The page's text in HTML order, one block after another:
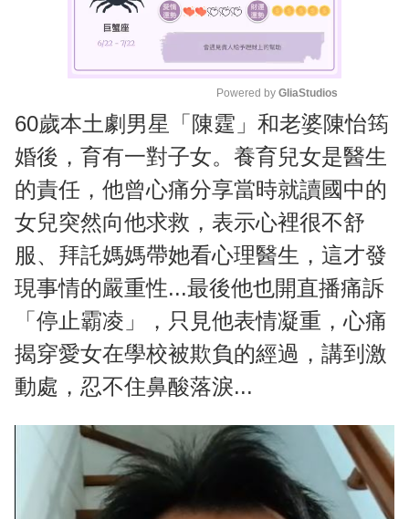
M
u
t
e
Powered by GliaStudios
60歲本土劇男星「陳霆」和老婆陳怡筠
婚後，育有一對子女。養育兒女是醫生
的責任，他曾心痛分享當時就讀國中的
女兒突然向他求救，表示心裡很不舒
服、拜託媽媽帶她看心理醫生，這才發
現事情的嚴重性...最後他也開直播痛訴
「停止霸凌」，只見他表情凝重，心痛
揭穿愛女在學校被欺負的經過，講到激
動處，忍不住鼻酸落淚...